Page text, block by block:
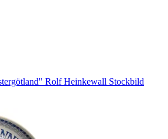
Rolf Heinkewall Stockbild